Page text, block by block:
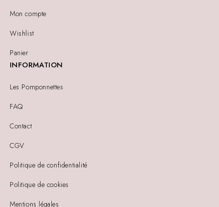
Mon compte
Wishlist
Panier
INFORMATION
Les Pomponnettes
FAQ
Contact
CGV
Politique de confidentialité
Politique de cookies
Mentions légales